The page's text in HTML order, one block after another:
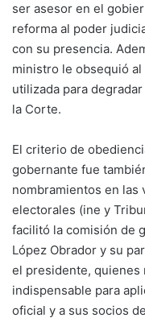
ser asesor en el
reforma al poder
con su presencia.
ministro le obsequió
utilizada para
la Corte.
El criterio de
gobernante fue
nombramientos en las
electorales (ine y
facilitó la comisión de
López Obrador y su
el presidente, quienes
indispensable para
oficial y a sus socios